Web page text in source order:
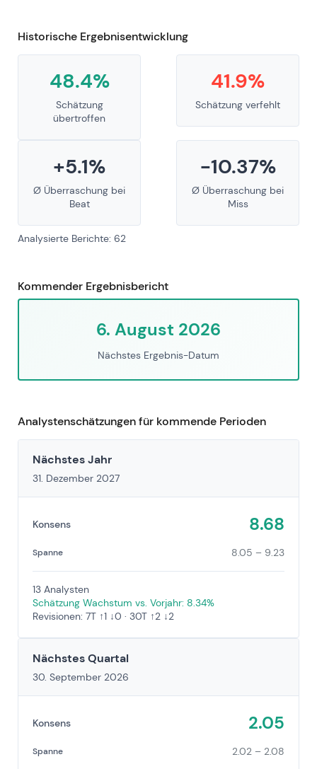
Historische Ergebnisentwicklung
48.4%
Schätzung
übertroffen
41.9%
Schätzung verfehlt
+5.1%
Ø Überraschung bei
Beat
-10.37%
Ø Überraschung bei
Miss
Analysierte Berichte: 62
Kommender Ergebnisbericht
6. August 2026
Nächstes Ergebnis-Datum
Analystenschätzungen für kommende Perioden
Nächstes Jahr
31. Dezember 2027
Konsens 8.68
Spanne 8.05 – 9.23
13 Analysten
Schätzung Wachstum vs. Vorjahr: 8.34%
Revisionen: 7T ↑1 ↓0 · 30T ↑2 ↓2
Nächstes Quartal
30. September 2026
Konsens 2.05
Spanne 2.02 – 2.08